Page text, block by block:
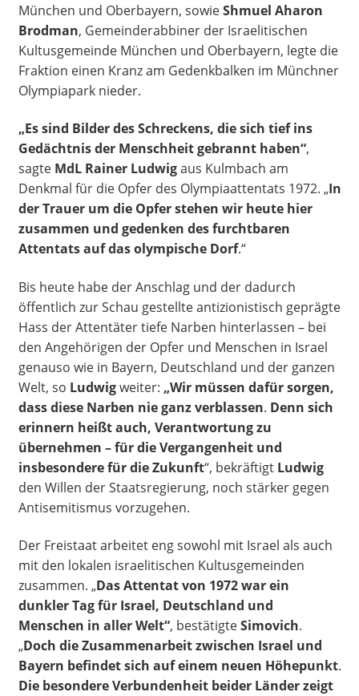
München und Oberbayern, sowieShmuel Aharon
Brodman, Gemeinderabbiner der Israelitischen
Kultusgemeinde München und Oberbayern, legte die
Fraktion einen Kranz am Gedenkbalken im Münchner
Olympiapark nieder.
„Es sind Bilder des Schreckens, die sich tief ins
Gedächtnis der Menschheit gebrannt haben“,
sagte MdL Rainer Ludwigaus Kulmbach am
Denkmal für die Opfer des Olympiaattentats 1972. „In
der Trauer um die Opfer stehen wir heute hier
zusammen und gedenken des furchtbaren
Attentats auf das olympische Dorf.“
Bis heute habe der Anschlag und der dadurch
öffentlich zur Schau gestellte antizionistisch geprägte
Hass der Attentäter tiefe Narben hinterlassen – bei
den Angehörigen der Opfer und Menschen in Israel
genauso wie in Bayern, Deutschland und der ganzen
Welt, so Ludwigweiter: „Wir müssen dafür sorgen,
dass diese Narben nie ganz verblassen. Denn sich
erinnern heißt auch, Verantwortung zu
übernehmen – für die Vergangenheit und
insbesondere für die Zukunft“, bekräftigt Ludwig
den Willen der Staatsregierung, noch stärker gegen
Antisemitismus vorzugehen.
Der Freistaat arbeitet eng sowohl mit Israel als auch
mit den lokalen israelitischen Kultusgemeinden
zusammen. „Das Attentat von 1972 war ein
dunkler Tag für Israel, Deutschland und
Menschen in aller Welt“, bestätigteSimovich.
„Doch die Zusammenarbeit zwischen Israel und
Bayern befindet sich auf einem neuen Höhepunkt.
Die besondere Verbundenheit beider Länder zeigt